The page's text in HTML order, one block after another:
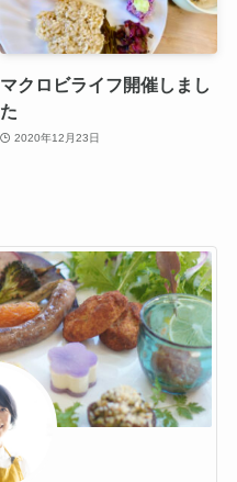
マクロビライフ開催しまし
た
2020年12月23日